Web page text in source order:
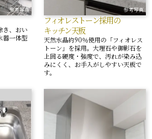
参考写真
き、おい
器一体型
参考写真
フィオレストーン採用の
キッチン天板
天然水晶約90％使用の「フィオレス
トーン」を採用。大理石や御影石を
上回る硬度・強度で、汚れが染み込
みにくく、お手入がしやすい天板で
す。